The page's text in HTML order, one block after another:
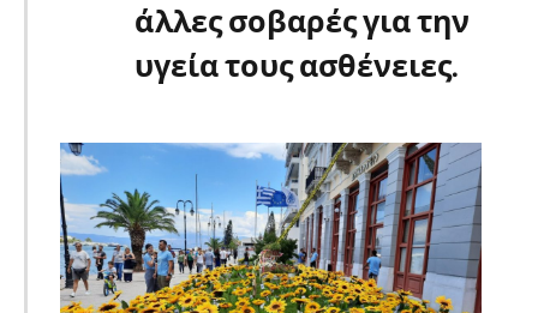
άλλες σοβαρές για την
υγεία τους ασθένειες.